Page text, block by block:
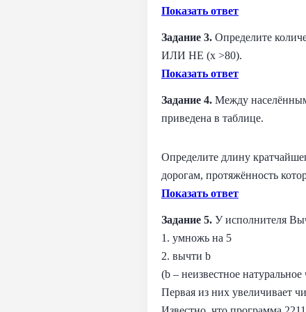
Показать ответ
Задание 3. Определите
ИЛИ НЕ (x >80).
Показать ответ
Задание 4. Между
приведена в таблице.
Определите длину
дорогам, протяжённость
Показать ответ
Задание 5. У исполнителя
1. умножь на 5
2. вычти b
(b – неизвестное натуральное
Первая из них увеличивает